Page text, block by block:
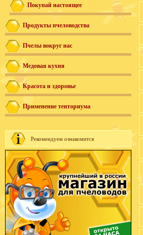
Покупай настоящее
Продукты пчеловодства
Пчелы вокруг нас
Медовая кухня
Красота и здоровье
Применение тенториума
Рекомендуем ознакомится